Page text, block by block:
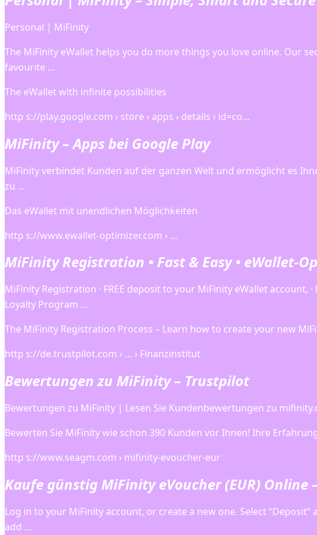
Personal | MiFinity
The MiFinity eWallet helps you do more things you love online. Our
favourite …
The eWallet with infinite possibilities
http s://play.google.com › store › apps › details › id=co…
MiFinity – Apps bei Google Play
MiFinity verbindet Kunden auf der ganzen Welt und ermöglicht es
zu …
Das eWallet mit unendlichen Möglichkeiten
http s://www.ewallet-optimizer.com › …
MiFinity Registration • Fast & Easy • eWallet-
MiFinity Registration · FREE deposit to your MiFinity eWallet account,
Loyalty Program …
The MiFinity Registration Process – Learn how to create your new
http s://de.trustpilot.com › … › Finanzinstitut
Bewertungen zu MiFinity – Trustpilot
Bewertungen zu MiFinity | Lesen Sie Kundenbewertungen zu
Bewerten Sie MiFinity wie schon 390 Kunden vor Ihnen! Ihre
http s://www.seagm.com › mifinity-evoucher-eur
Kaufe günstig MiFinity eVoucher (EUR) Online
Log in to your MiFinity account, or create a new one. Select
add …